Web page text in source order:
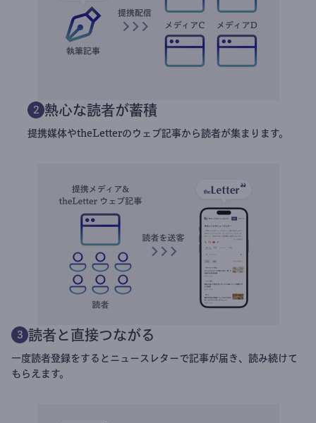
2 熱心な読者が蓄積
提携媒体やtheLetterのウェブ記事から読者が集まります。
3 読者と直接つながる
一度読者登録をするとニュースレターで記事が届き、読み続けて
もらえます。